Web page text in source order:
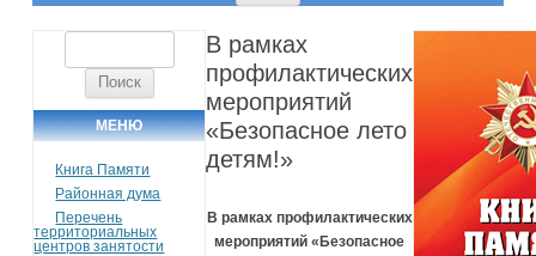
МЕНЮ
Книга Памяти
Районная дума
Перечень
территориальных
центров занятости
В рамках
профилактических
мероприятий
«Безопасное лето
детям!»
В рамках профилактических
мероприятий «Безопасное